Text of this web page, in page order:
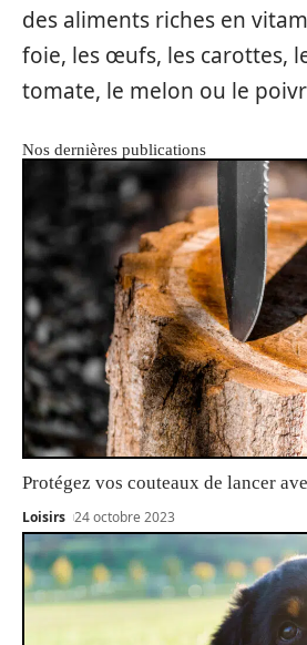
des aliments riches en
foie, les œufs, les carottes,
tomate, le melon ou le
Nos dernières publications
Protégez vos couteaux de lancer
Loisirs 24 octobre 2023